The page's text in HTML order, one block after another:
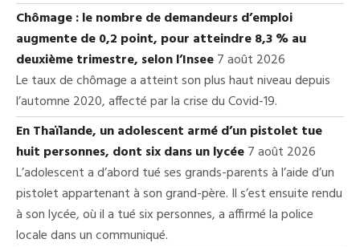
Chômage : le nombre de demandeurs d’emploi
augmente de 0,2 point, pour atteindre 8,3 % au
deuxième trimestre, selon l’Insee7 août 2026
Le taux de chômage a atteint son plus haut niveau depuis
l’automne 2020, affecté par la crise du Covid-19.
En Thaïlande, un adolescent armé d’un pistolet tue
huit personnes, dont six dans un lycée7 août 2026
L’adolescent a d’abord tué ses grands-parents à l’aide d’un
pistolet appartenant à son grand-père. Il s’est ensuite rendu
à son lycée, où il a tué six personnes, a affirmé la police
locale dans un communiqué.